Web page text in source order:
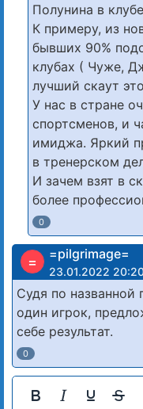
Полунина в
К примеру, из
бывших 90%
клубах ( Чуже,
лучший скаут
У нас в стране
спортсменов, и
имиджа. Яркий
в тренерском
И зачем взят в
более
0
= =pilgrimage=
23.01.2022
Судя по названной
один игрок,
себе результат.
0